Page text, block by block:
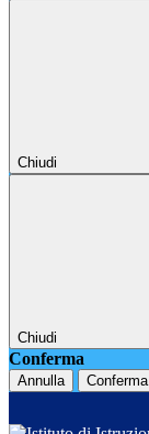
Chiudi
Chiudi
Conferma
Annulla Conferma